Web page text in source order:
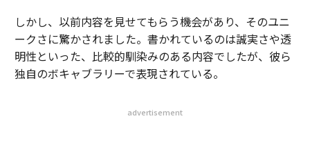
しかし、以前内容を見せてもらう機会があり、そのユニ
ークさに驚かされました。書かれているのは誠実さや透
明性といった、比較的馴染みのある内容でしたが、彼ら
独自のボキャブラリーで表現されている。
advertisement